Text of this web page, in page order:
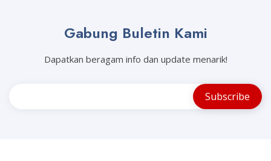
Gabung Buletin Kami
Dapatkan beragam info dan update menarik!